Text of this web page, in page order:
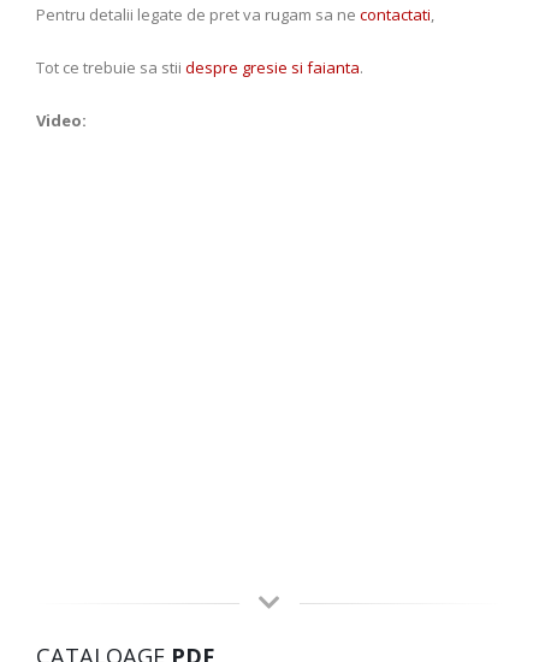
Pentru detalii legate de pret va rugam sa ne contactati,
Tot ce trebuie sa stii despre gresie si faianta.
Video:
CATALOAGE PDF